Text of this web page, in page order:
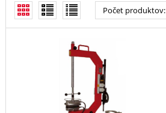
Počet produktov: